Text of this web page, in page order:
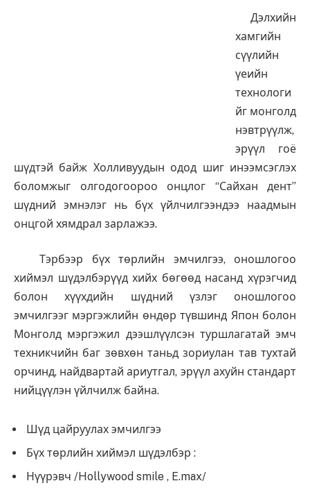
Дэлхийн
хамгийн
сүүлийн
үеийн
технологи
йг монголд
нэвтрүүлж,
эрүүл гоё
шүдтэй байж Холливуудын одод шиг инээмсэглэх
боломжыг олгодогоороо онцлог “Сайхан дент”
шүдний эмнэлэг нь бүх үйлчилгээндээ наадмын
онцгой хямдрал зарлажээ.
Тэрбээр бүх төрлийн эмчилгээ, оношлогоо
хиймэл шүдэлбэрүүд хийх бөгөөд насанд хүрэгчид
болон хүүхдийн шүдний үзлэг оношлогоо
эмчилгээг мэргэжлийн өндөр түвшинд Япон болон
Монголд мэргэжил дээшлүүлсэн туршлагатай эмч
техникчийн баг зөвхөн таньд зориулан тав тухтай
орчинд, найдвартай ариутгал, эрүүл ахуйн стандарт
нийцүүлэн үйлчилж байна.
Шүд цайруулах эмчилгээ
Бүх төрлийн хиймэл шүдэлбэр :
Нүүрэвч /Hollywood smile , E.max/